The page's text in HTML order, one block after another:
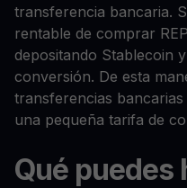
transferencia bancaria.
rentable de comprar
depositando Stablecoin
conversión. De esta
transferencias
una pequeña tarifa de
Qué puedes